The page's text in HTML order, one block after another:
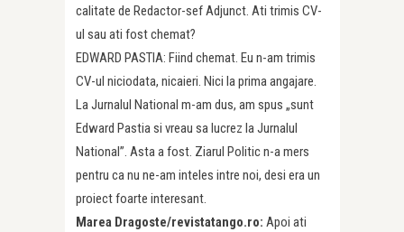
calitate de Redactor-sef Adjunct. Ati trimis CV-
ul sau ati fost chemat?
EDWARD PASTIA: Fiind chemat. Eu n-am trimis
CV-ul niciodata, nicaieri. Nici la prima angajare.
La Jurnalul National m-am dus, am spus „sunt
Edward Pastia si vreau sa lucrez la Jurnalul
National”. Asta a fost. Ziarul Politic n-a mers
pentru ca nu ne-am inteles intre noi, desi era un
proiect foarte interesant.
Marea Dragoste/revistatango.ro: Apoi ati